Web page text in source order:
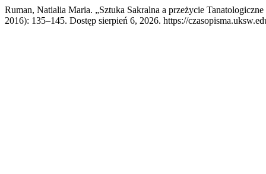
Ruman, Natialia Maria. „Sztuka Sakralna a przeżycie
2016): 135–145. Dostęp sierpień 6, 2026. https://